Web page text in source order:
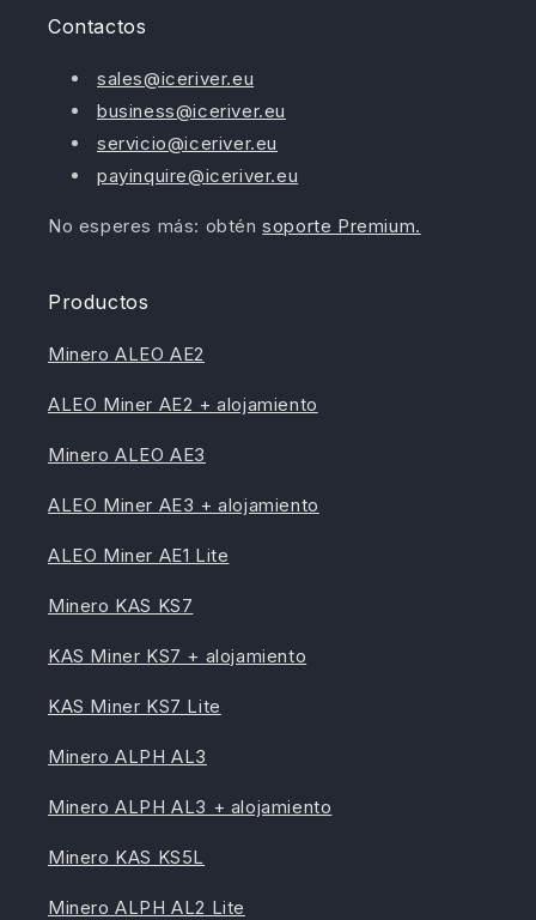
Contactos
sales@iceriver.eu
business@iceriver.eu
servicio@iceriver.eu
payinquire@iceriver.eu
No esperes más: obténsoporte Premium.
Productos
Minero ALEO AE2
ALEO Miner AE2 + alojamiento
Minero ALEO AE3
ALEO Miner AE3 + alojamiento
ALEO Miner AE1 Lite
Minero KAS KS7
KAS Miner KS7 + alojamiento
KAS Miner KS7 Lite
Minero ALPH AL3
Minero ALPH AL3 + alojamiento
Minero KAS KS5L
Minero ALPH AL2 Lite